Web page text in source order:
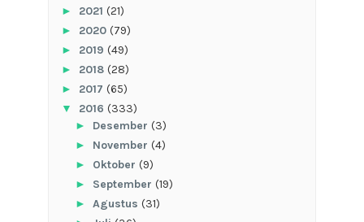
► 2021 (21)
► 2020 (79)
► 2019 (49)
► 2018 (28)
► 2017 (65)
▼ 2016 (333)
► Desember (3)
► November (4)
► Oktober (9)
► September (19)
► Agustus (31)